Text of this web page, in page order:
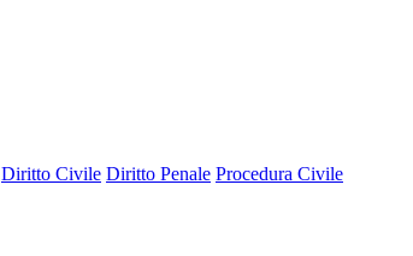
Diritto Civile Diritto Penale Procedura Civile